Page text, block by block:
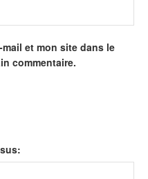
et mon site dans le
commentaire.